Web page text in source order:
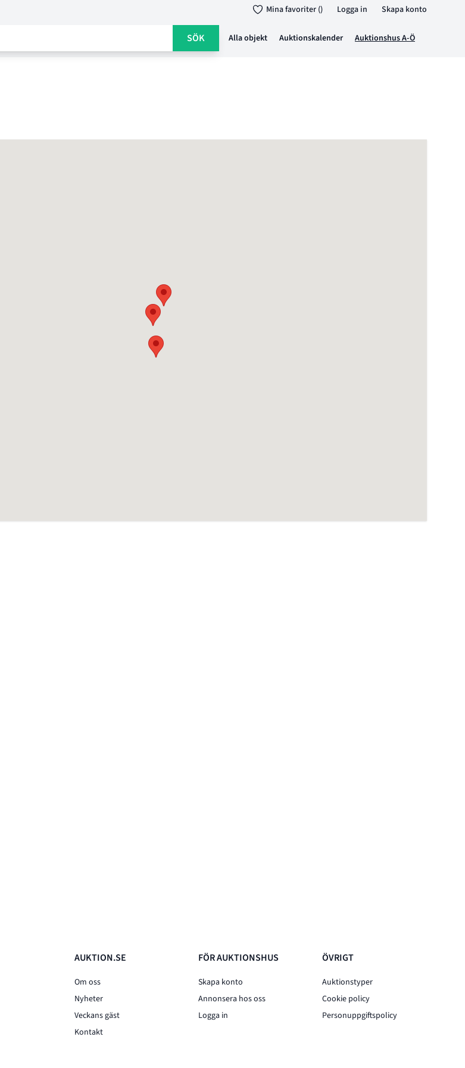
Mina favoriter () Logga in Skapa konto
SÖK Alla objekt Auktionskalender Auktionshus A-Ö
AUKTION.SE
Om oss
Nyheter
Veckans gäst
Kontakt
FÖR AUKTIONSHUS
Skapa konto
Annonsera hos oss
Logga in
ÖVRIGT
Auktionstyper
Cookie policy
Personuppgiftspolicy